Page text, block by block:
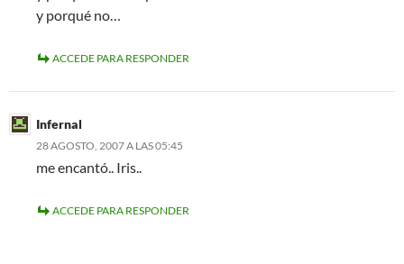
y porqué no…
ACCEDE PARA RESPONDER
Infernal
28 AGOSTO, 2007 A LAS 05:45
me encantó.. Iris..
ACCEDE PARA RESPONDER